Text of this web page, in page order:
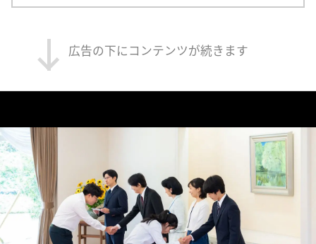
広告の下にコンテンツが続きます